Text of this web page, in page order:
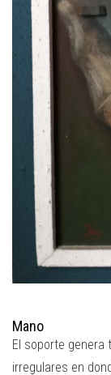
Mano
El soporte
irregulares en